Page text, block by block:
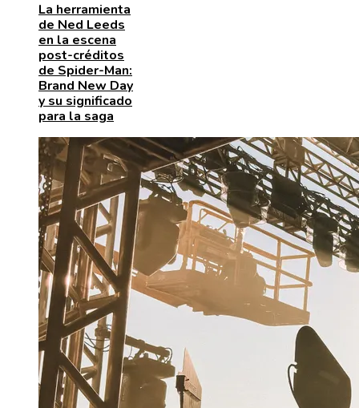
La herramienta
de Ned Leeds
en la escena
post-créditos
de Spider-Man:
Brand New Day
y su significado
para la saga